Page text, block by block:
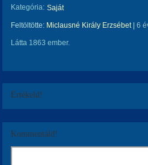
Kategória: Saját
Feltöltötte: Miclausné Király Erzsébet| 6
Látta 1863 ember.
Értékeld!
Kommentáld!